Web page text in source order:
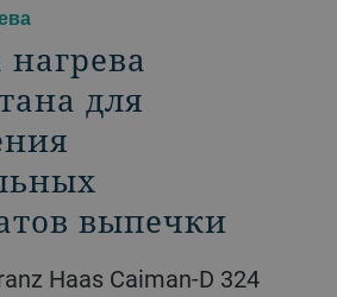
для
выпечки
Haas Caiman-D 324